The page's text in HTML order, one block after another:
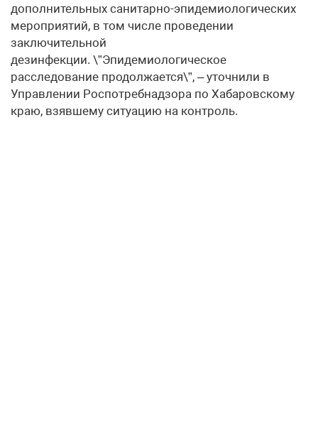
дополнительных санитарно-эпидемиологических
мероприятий, в том числе проведении
заключительной
дезинфекции. \”Эпидемиологическое
расследование продолжается\”, – уточнили в
Управлении Роспотребнадзора по Хабаровскому
краю, взявшему ситуацию на контроль.